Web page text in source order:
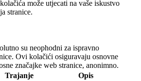
može utjecati na vaše iskustvo
stranice.
su neophodni za ispravno
Ovi kolačići osiguravaju osnovne
značajke web stranice, anonimno.
Trajanje Opis